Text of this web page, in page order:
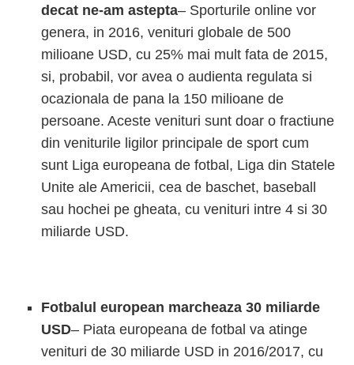
decat ne-am astepta– Sporturile online vor
genera, in 2016, venituri globale de 500
milioane USD, cu 25% mai mult fata de 2015,
si, probabil, vor avea o audienta regulata si
ocazionala de pana la 150 milioane de
persoane. Aceste venituri sunt doar o fractiune
din veniturile ligilor principale de sport cum
sunt Liga europeana de fotbal, Liga din Statele
Unite ale Americii, cea de baschet, baseball
sau hochei pe gheata, cu venituri intre 4 si 30
miliarde USD.
Fotbalul european marcheaza 30 miliarde
USD– Piata europeana de fotbal va atinge
venituri de 30 miliarde USD in 2016/2017, cu